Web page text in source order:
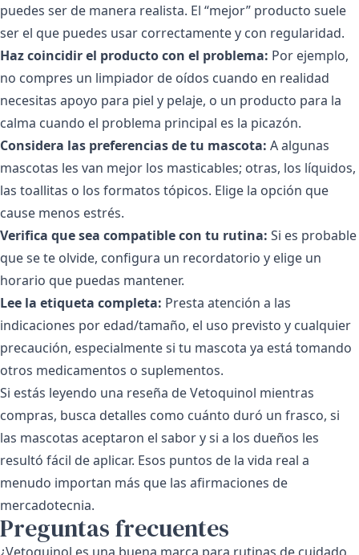
puedes ser de manera realista. El “mejor” producto suele
ser el que puedes usar correctamente y con regularidad.
Haz coincidir el producto con el problema: Por ejemplo,
no compres un limpiador de oídos cuando en realidad
necesitas apoyo para piel y pelaje, o un producto para la
calma cuando el problema principal es la picazón.
Considera las preferencias de tu mascota: A algunas
mascotas les van mejor los masticables; otras, los líquidos,
las toallitas o los formatos tópicos. Elige la opción que
cause menos estrés.
Verifica que sea compatible con tu rutina: Si es probable
que se te olvide, configura un recordatorio y elige un
horario que puedas mantener.
Lee la etiqueta completa: Presta atención a las
indicaciones por edad/tamaño, el uso previsto y cualquier
precaución, especialmente si tu mascota ya está tomando
otros medicamentos o suplementos.
Si estás leyendo una reseña de Vetoquinol mientras
compras, busca detalles como cuánto duró un frasco, si
las mascotas aceptaron el sabor y si a los dueños les
resultó fácil de aplicar. Esos puntos de la vida real a
menudo importan más que las afirmaciones de
mercadotecnia.
Preguntas frecuentes
¿Vetoquinol es una buena marca para rutinas de cuidado